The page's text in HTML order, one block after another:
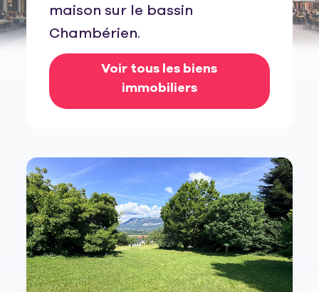
maison sur le bassin
Chambérien.
Voir tous les biens
immobiliers